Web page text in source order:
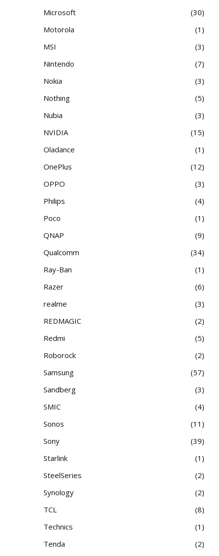
Microsoft
30
Motorola
1
MSI
3
Nintendo
7
Nokia
3
Nothing
5
Nubia
3
NVIDIA
15
Oladance
1
OnePlus
12
OPPO
3
Philips
4
Poco
1
QNAP
9
Qualcomm
34
Ray-Ban
1
Razer
6
realme
3
REDMAGIC
2
Redmi
5
Roborock
2
Samsung
57
Sandberg
3
SMIC
4
Sonos
11
Sony
39
Starlink
1
SteelSeries
2
Synology
2
TCL
8
Technics
1
Tenda
2